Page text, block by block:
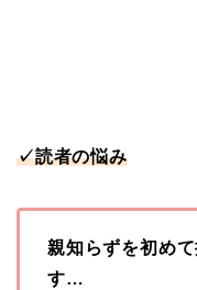
✓読者の悩み
親知らずを初め
す…